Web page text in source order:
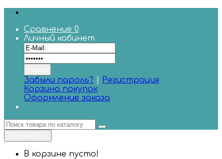
Сравнение 0
Личный кабинет
Забыли пароль?
Регистрация
Корзина покупок
Оформление заказа
В корзине пусто!